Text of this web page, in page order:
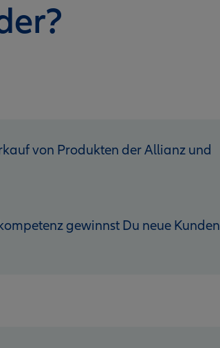
von Produkten der Allianz und
gewinnst Du neue Kunden